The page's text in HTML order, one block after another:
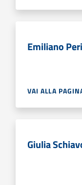
Emiliano Peri
VAI ALLA
Giulia